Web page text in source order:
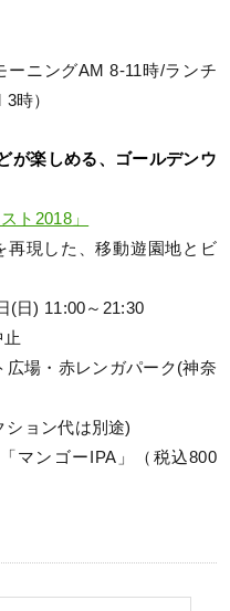
ーニングAM 8-11時/ランチ
時）
が楽しめる、ゴールデンウ
ト2018」
再現した、移動遊園地とビ
(日) 11:00～21:30
場・赤レンガパーク(神奈
ション代は別途)
マンゴーIPA」（税込800